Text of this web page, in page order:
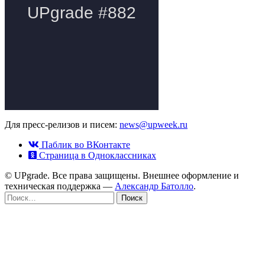
Для пресс-релизов и писем: news@upweek.ru
Паблик во ВКонтакте
Страница в Одноклассниках
© UPgrade. Все права защищены. Внешнее оформление и
техническая поддержка — Александр Батолло.
Найти: